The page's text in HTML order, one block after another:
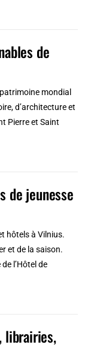
de
mondial
d’architecture et
Pierre et Saint
de jeunesse
hôtels à Vilnius.
et de la saison.
l’Hôtel de
librairies,